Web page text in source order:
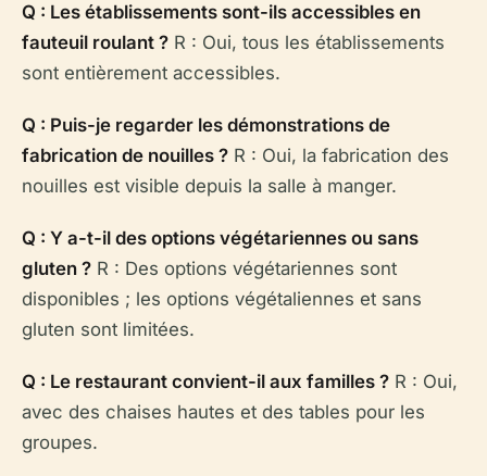
Q : Les établissements sont-ils accessibles en
fauteuil roulant ? R : Oui, tous les établissements
sont entièrement accessibles.
Q : Puis-je regarder les démonstrations de
fabrication de nouilles ? R : Oui, la fabrication des
nouilles est visible depuis la salle à manger.
Q : Y a-t-il des options végétariennes ou sans
gluten ? R : Des options végétariennes sont
disponibles ; les options végétaliennes et sans
gluten sont limitées.
Q : Le restaurant convient-il aux familles ? R : Oui,
avec des chaises hautes et des tables pour les
groupes.